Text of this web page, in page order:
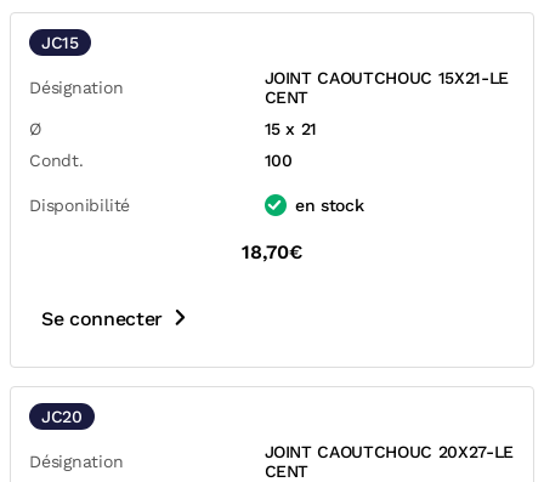
JC15
Désignation
JOINT CAOUTCHOUC 15X21-LE
CENT
Ø
15 x 21
Condt.
100
Disponibilité en stock
18,70€
Se connecter
JC20
Désignation
JOINT CAOUTCHOUC 20X27-LE
CENT